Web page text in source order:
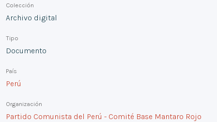
Colección
Archivo digital
Tipo
Documento
País
Perú
Organización
Partido Comunista del Perú - Comité Base Mantaro Rojo